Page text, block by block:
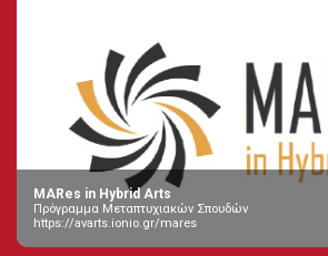
MARes in Hybrid Arts
Πρόγραμμα Μεταπτυχιακών Σπουδών
https://avarts.ionio.gr/mares